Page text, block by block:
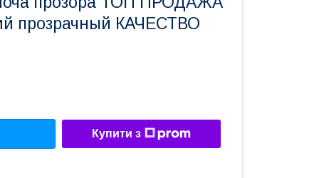
прозрачный КАЧЕСТВО
Купити з